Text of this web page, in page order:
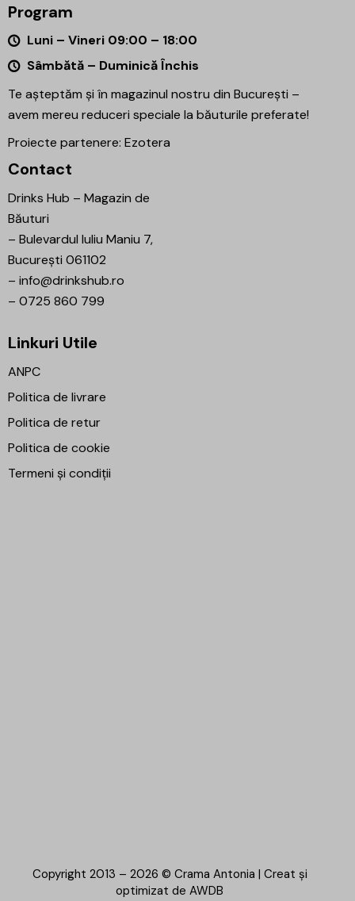
Program
Luni – Vineri 09:00 – 18:00
Sâmbătă – Duminică Închis
Te așteptăm și în magazinul nostru din București –
avem mereu reduceri speciale la băuturile preferate!
Proiecte partenere: Ezotera
Contact
Drinks Hub – Magazin de
Băuturi
– Bulevardul Iuliu Maniu 7,
București 061102
– info@drinkshub.ro
– 0725 860 799
Linkuri Utile
ANPC
Politica de livrare
Politica de retur
Politica de cookie
Termeni și condiții
Copyright 2013 – 2026 © Crama Antonia | Creat și
optimizat de AWDB